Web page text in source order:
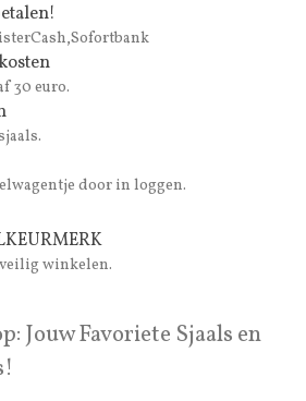
30 euro.
door in loggen.
winkelen.
Jouw Favoriete Sjaals en